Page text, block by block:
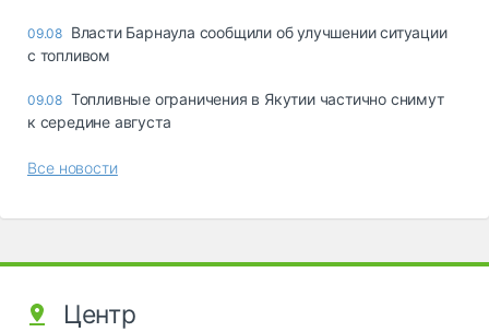
09.08 Власти Барнаула сообщили об улучшении ситуации
с топливом
09.08 Топливные ограничения в Якутии частично снимут
к середине августа
Все новости
Центр